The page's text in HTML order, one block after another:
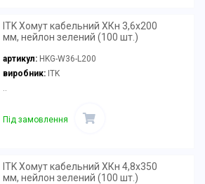
ITK Хомут кабельний ХКн 3,6х200
мм, нейлон зелений (100 шт.)
артикул: HKG-W36-L200
виробник:ITK
..
Під замовлення
ITK Хомут кабельний ХКн 4,8х350
мм, нейлон зелений (100 шт.)